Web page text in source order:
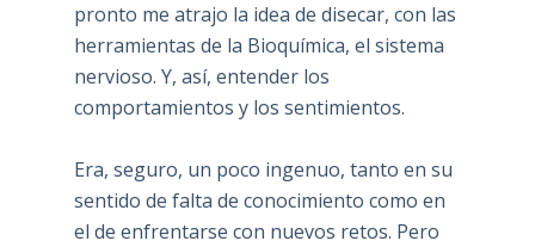
pronto me atrajo la idea de disecar, con las
herramientas de la Bioquímica, el sistema
nervioso. Y, así, entender los
comportamientos y los sentimientos.
Era, seguro, un poco ingenuo, tanto en su
sentido de falta de conocimiento como en
el de enfrentarse con nuevos retos. Pero